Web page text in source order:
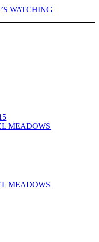
WATCHING
MEADOWS
MEADOWS